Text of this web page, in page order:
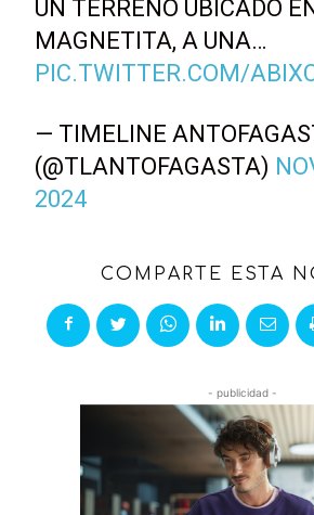
UN TERRENO UBICADO
MAGNETITA, A UNA…
PIC.TWITTER.COM/
— TIMELINE
(@TLANTOFAGASTA)
2024
COMPARTE ESTA
- publicidad -